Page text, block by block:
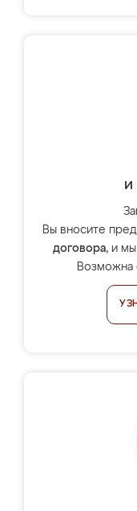
и
Вы вносите
договора, и мы
Возможна